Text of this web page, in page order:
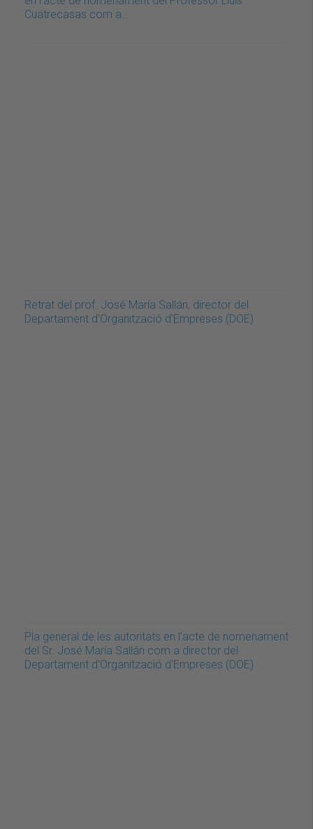
Cuatrecasas com a…
Retrat del prof. José María Sallán, director del
Departament d'Organització d'Empreses (DOE)
Pla general de les autoritats en l'acte de nomenament
del Sr. José María Sallán com a director del
Departament d'Organització d'Empreses (DOE)